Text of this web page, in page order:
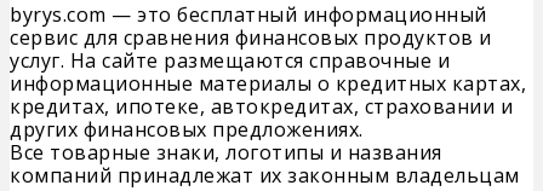
byrys.com — это бесплатный информационный
сервис для сравнения финансовых продуктов и
услуг. На сайте размещаются справочные и
информационные материалы о кредитных картах,
кредитах, ипотеке, автокредитах, страховании и
других финансовых предложениях.
Все товарные знаки, логотипы и названия
компаний принадлежат их законным владельцам